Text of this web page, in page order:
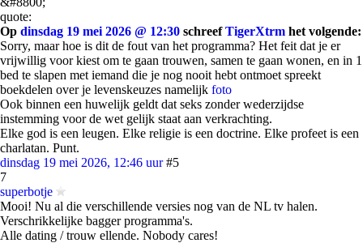
quote:
Op dinsdag 19 mei 2026 @ 12:30 schreefTigerXtrm het volgende:
Sorry, maar hoe is dit de fout van het programma? Het feit dat je er
vrijwillig voor kiest om te gaan trouwen, samen te gaan wonen, en in 1
bed te slapen met iemand die je nog nooit hebt ontmoet spreekt
boekdelen over je levenskeuzes namelijk foto
Ook binnen een huwelijk geldt dat seks zonder wederzijdse
instemming voor de wet gelijk staat aan verkrachting.
Elke god is een leugen. Elke religie is een doctrine. Elke profeet is een
charlatan. Punt.
dinsdag 19 mei 2026, 12:46 uur #5
7
superbotje
Mooi! Nu al die verschillende versies nog van de NL tv halen.
Verschrikkelijke bagger programma's.
Alle dating / trouw ellende. Nobody cares!